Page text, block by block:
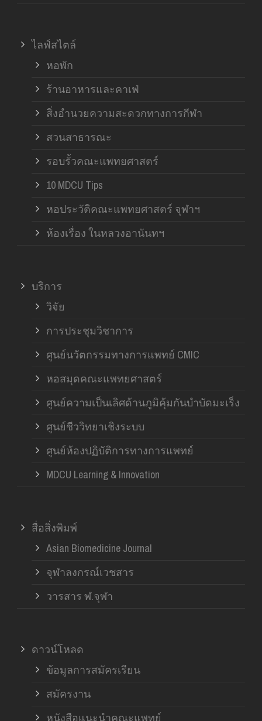
ไลฟ์สไตล์
หอพัก
ร้านอาหารและคาเฟ่
สิ่งอำนวยความสะดวกทางการกีฬา
สวนสาธารณะ
รอบรั้วคณะแพทยศาสตร์
10 MDCU Tips
หอประวัติคณะแพทยศาสตร์ จุฬาฯ
ห้องเรื่อง ในหลวงอานันทฯ
บริการ
วิจัย
การประชุมวิชาการ
ศูนย์นวัตกรรมทางการแพทย์ CMIC
หอสมุดคณะแพทยศาสตร์
ศูนย์ความเป็นเลิศด้านภูมิคุ้มกันบำบัดมะเร็ง
ศูนย์ชีววิทยาเชิงระบบ
ศูนย์ห้องปฏิบัติการทางการแพทย์
MDCU Learning & Innovation
สื่อสิ่งพิมพ์
Asian Biomedicine Journal
จุฬาลงกรณ์เวชสาร
วารสาร ฬ.จุฬา
ดาวน์โหลด
ข้อมูลการสมัครเรียน
สมัครงาน
หนังสือแนะนำคณะแพทย์